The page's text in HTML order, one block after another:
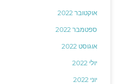
אוקטובר 2022
ספטמבר 2022
אוגוסט 2022
יולי 2022
יוני 2022